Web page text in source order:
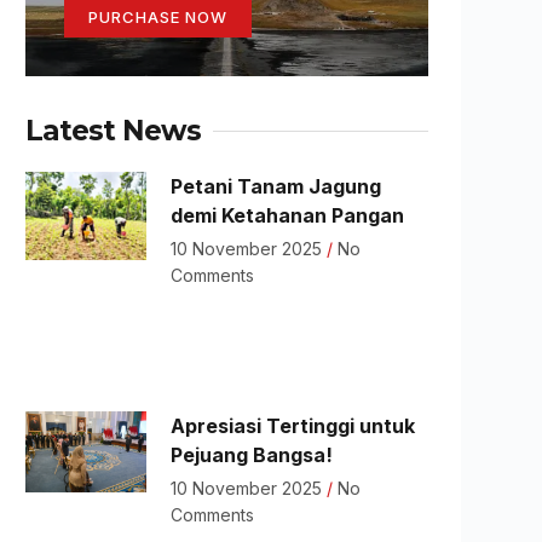
PURCHASE NOW
Latest News
Petani Tanam Jagung
demi Ketahanan Pangan
10 November 2025
No
Comments
Apresiasi Tertinggi untuk
Pejuang Bangsa!
10 November 2025
No
Comments